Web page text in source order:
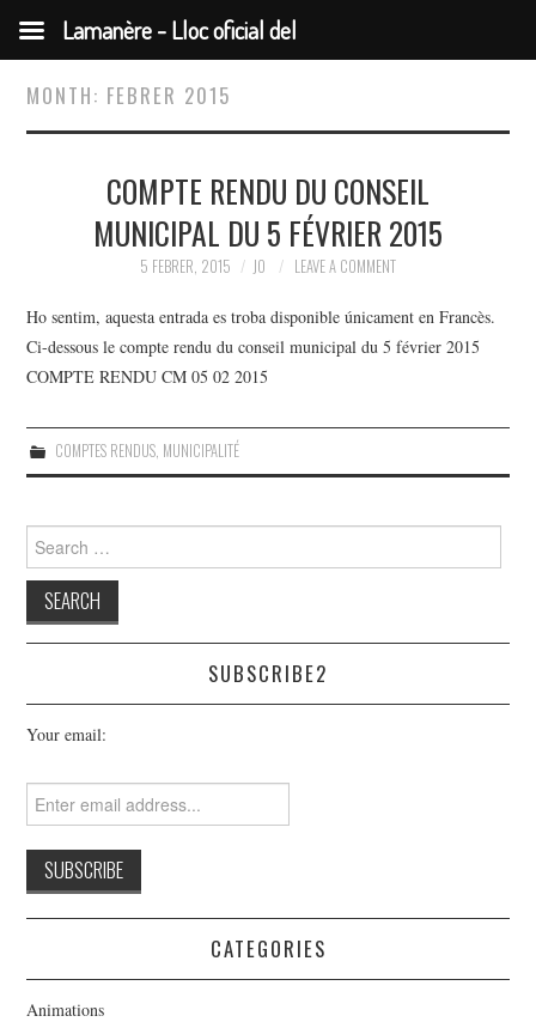
MONTH: FEBRER 2015
COMPTE RENDU DU CONSEIL
MUNICIPAL DU 5 FÉVRIER 2015
5 FEBRER, 2015 JO LEAVE A COMMENT
Ho sentim, aquesta entrada es troba disponible únicament en Francès.
Ci-dessous le compte rendu du conseil municipal du 5 février 2015
COMPTE RENDU CM 05 02 2015
COMPTES RENDUS, MUNICIPALITÉ
for:
SUBSCRIBE2
Your email:
CATEGORIES
Animations
Lamanère - Lloc oficial del
municipi